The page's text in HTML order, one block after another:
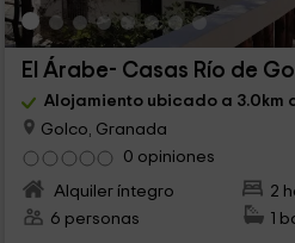
El Árabe- Casas Río de
Alojamiento ubicado a 3.0km
Golco, Granada
0 opiniones
Alquiler íntegro
2
6 personas
1